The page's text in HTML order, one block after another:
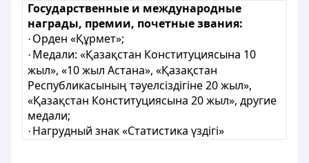
Государственные и международные
награды, премии, почетные звания:
· Орден «Құрмет»;
· Медали: «Қазақстан Конституциясына 10
жыл», «10 жыл Астана», «Қазақстан
Республикасының тәуелсіздігіне 20 жыл»,
«Қазақстан Конституциясына 20 жыл», другие
медали;
· Нагрудный знак «Статистика үздігі»